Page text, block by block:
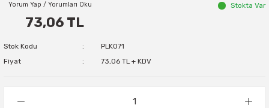
Yorum Yap / Yorumları Oku Stokta Var
73,06 TL
Stok Kodu
PLK071
Fiyat
73,06 TL + KDV